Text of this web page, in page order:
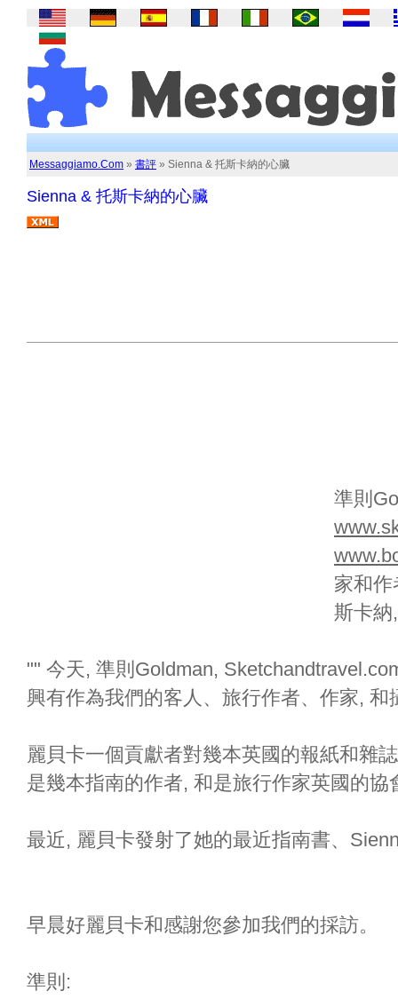
Messaggiamo.Com » 書評 » Sienna & 托斯卡納的心臟
Sienna & 托斯卡納的心臟
準則
家和
斯卡納
"" 今天, 準則Goldman,
興有作為我們的客人、旅行作者、作家, 和
麗貝卡一個貢獻者對幾本英國的報紙和雜
是幾本指南的作者, 和是旅行作家英國的協
最近, 麗貝卡發射了她的最近指南書、
早晨好麗貝卡和感謝您參加我們的採訪。
準則: